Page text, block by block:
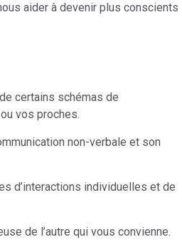
aider à devenir plus conscients
certains schémas de
vos proches.
non-verbale et son
d’interactions individuelles et de
de l’autre qui vous convienne.